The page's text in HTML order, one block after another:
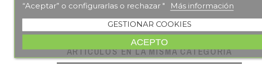
“Aceptar” o configurarlas o rechazar "
Más información
GESTIONAR COOKIES
ACEPTO
ARTÍCULOS EN LA MISMA CATEGORÍA